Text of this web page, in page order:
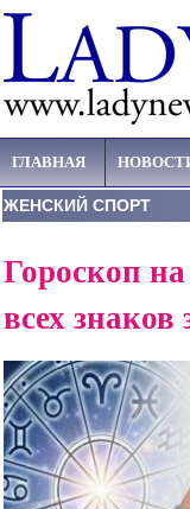
ГЛАВНАЯ
ЖЕНСКИЙ СПОРТ
Гороскоп
всех знаков